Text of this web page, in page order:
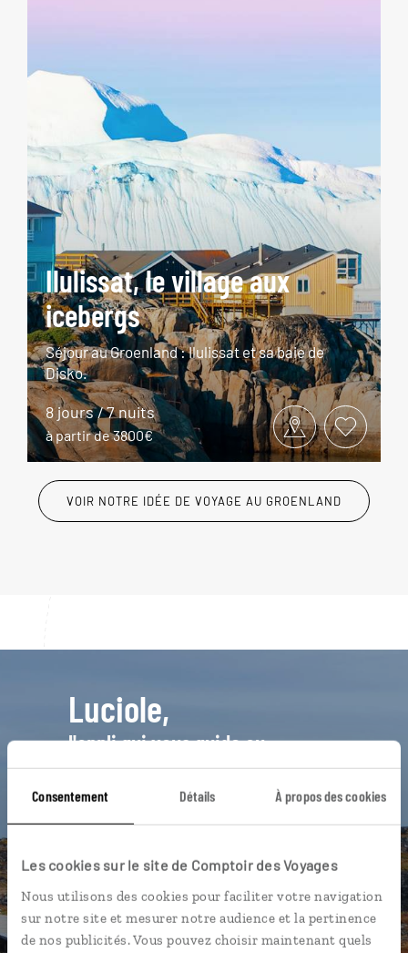
Consentement Détails À propos des cookies
Les cookies sur le site de Comptoir des Voyages
Nous utilisons des cookies pour faciliter votre navigation
sur notre site et mesurer notre audience et la pertinence
de nos publicités. Vous pouvez choisir maintenant quels
Ilulissat, le village aux
icebergs
Séjour au Groenland : Ilulissat et sa baie de
Disko.
8 jours / 7 nuits
à partir de 3800€
VOIR NOTRE IDÉE DE VOYAGE AU GROENLAND
Luciole,
l'appli qui vous guide au
Groenland
La playlist de votre voyage
Les plus beaux sites naturels
géolocalisés
L'album souvenirs à composer